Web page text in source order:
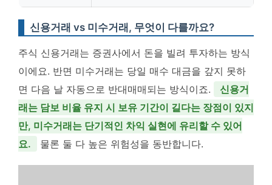
신용거래 vs 미수거래, 무엇이 다를까요?
주식 신용거래는 증권사에서 돈을 빌려 투자하는 방식
이에요. 반면 미수거래는 당일 매수 대금을 갚지 못하
면 다음 날 자동으로 반대매매되는 방식이죠.
신용거
래는 담보 비율 유지 시 보유 기간이 길다는 장점이 있지
만, 미수거래는 단기적인 차익 실현에 유리할 수 있어
요.
물론 둘 다 높은 위험성을 동반합니다.